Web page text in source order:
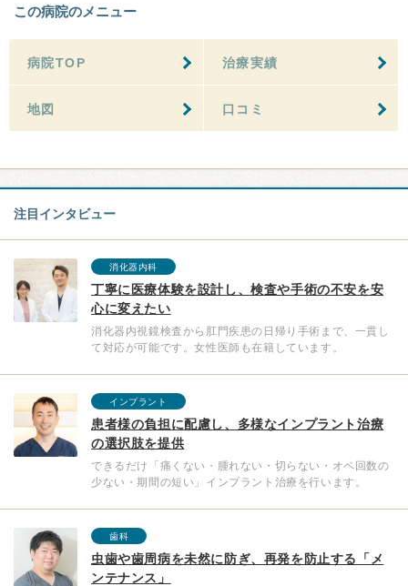
この病院のメニュー
病院TOP 治療実績
地図 口コミ
注目インタビュー
消化器内科
丁寧に医療体験を設計し、検査や手術の不安を安
心に変えたい
消化器内視鏡検査から肛門疾患の日帰り手術まで、一貫し
て対応が可能です。女性医師も在籍しています。
インプラント
患者様の負担に配慮し、多様なインプラント治療
の選択肢を提供
できるだけ「痛くない・腫れない・切らない・オペ回数の
少ない・期間の短い」インプラント治療を行います。
歯科
虫歯や歯周病を未然に防ぎ、再発を防止する「メ
ンテナンス」